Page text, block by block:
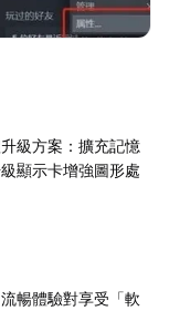
級方案：擴充記憶
顯示卡增強圖形處
暢體驗對享受「軟